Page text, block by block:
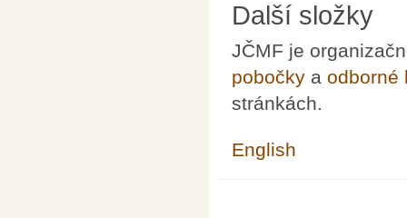
Další složky
JČMF je
pobočky a odborné
stránkách.
English